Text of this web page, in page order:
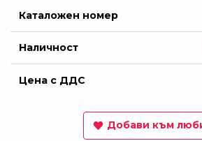
Каталожен номер
Наличност
Цена с ДДС
Добави към